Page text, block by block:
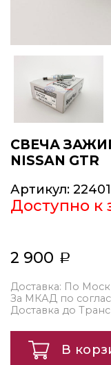
СВЕЧА
NISSAN GTR
Артикул:
Доступно к
2 900
Доставка: По
За МКАД по
Доставка до
В